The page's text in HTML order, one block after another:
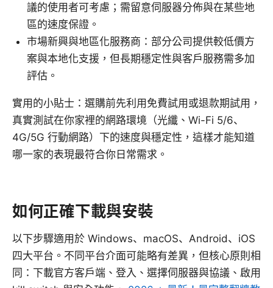
議的使用者可考慮；需留意伺服器分佈與在某些地
區的速度保證。
市場新興與地區化服務商：部分公司提供較低價方
案與本地化支援，但長期穩定性與客戶服務需多加
評估。
實用的小貼士：選購前先利用免費試用或退款期試用，
真實測試在你家裡的網路環境（光纖、Wi-Fi 5/6、
4G/5G 行動網路）下的速度與穩定性，這樣才能知道
哪一家的表現最符合你日常需求。
如何正確下載與安裝
以下步驟適用於 Windows、macOS、Android、iOS
四大平台。不同平台介面可能略有差異，但核心原則相
同：下載官方客戶端、登入、選擇伺服器與協議、啟用